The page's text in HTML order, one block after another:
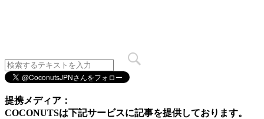
提携メディア：
COCONUTSは下記サービスに記事を提供しております。